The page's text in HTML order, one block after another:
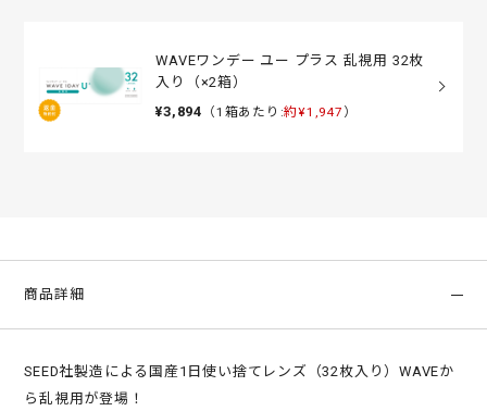
WAVEワンデー ユー プラス 乱視用 32枚
入り（×2箱）
¥3,894 （1箱あたり:約¥1,947 ）
商品詳細
SEED社製造による国産1日使い捨てレンズ（32枚入り）WAVEか
ら乱視用が登場！